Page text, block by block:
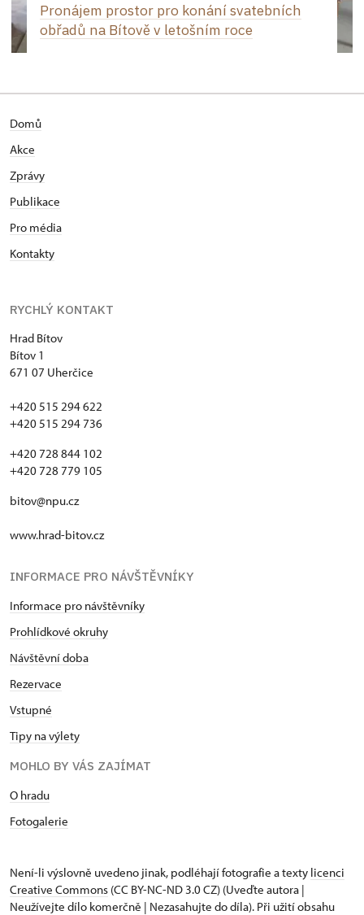
Pronájem prostor pro konání svatebních
obřadů na Bítově v letošním roce
Domů
Akce
Zprávy
Publikace
Pro média
Kontakty
RYCHLÝ KONTAKT
Hrad Bítov
Bítov 1
671 07 Uherčice
+420 515 294 622
+420 515 294 736
+420 728 844 102
+420 728 779 105
bitov@npu.cz
www.hrad-bitov.cz
INFORMACE PRO NÁVŠTĚVNÍKY
Informace pro návštěvníky
Prohlídkové okruhy
Návštěvní doba
Rezervace
Vstupné
Tipy na výlety
MOHLO BY VÁS ZAJÍMAT
O hradu
Fotogalerie
Není-li výslovně uvedeno jinak, podléhají fotografie a texty licenci
Creative Commons (CC BY-NC-ND 3.0 CZ) (Uveďte autora |
Neužívejte dílo komerčně | Nezasahujte do díla). Při užití obsahu